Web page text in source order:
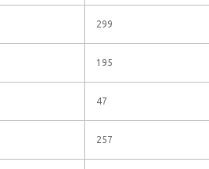
299
195
47
257